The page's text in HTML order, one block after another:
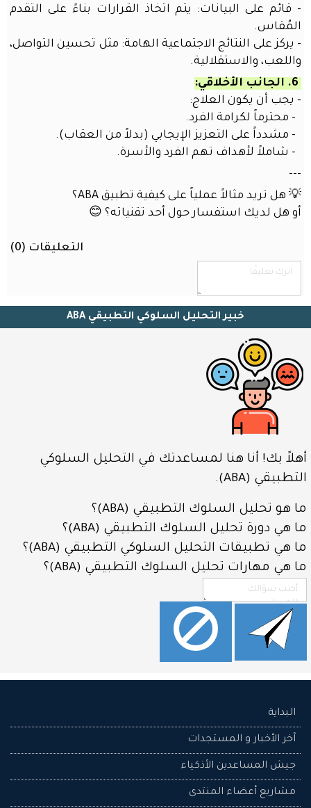
مهرجان
العودة
إلى
المدارس
برفقة
الذكاء
الاصطناعي
الذكاء
الاصطناعي
امتلك
نسختك
الخاصة
أو
المنزل
الذكاء
الاصطناعي
مع
محرك
بحث
تسجيل
الدخول
اسم المستخدم
كلمة المرور
تذكرني
تسجيل الدخول
نسيت
نسيت
المستخدم؟
إنشاء
حساب
جديد
- قائم على البيانات: يتم اتخاذ القرارات بناءً على التقدم
المُقاس.
- يركز على النتائج الاجتماعية الهامة: مثل تحسين التواصل،
واللعب، والاستقلالية.
- يجب أن يكون العلاج:
- محترماً لكرامة الفرد.
- مشدداً على التعزيز الإيجابي (بدلاً من العقاب).
- شاملاً لأهداف تهم الفرد والأسرة.
---
💡 هل تريد مثالاً عملياً على كيفية تطبيق ABA؟
أو هل لديك استفسار حول أحد تقنياته؟ 😊
التعليقات (0
)
خبير التحليل السلوكي التطبيقي ABA
أهلاً بك! أنا هنا لمساعدتك في التحليل السلوكي
التطبيقي (ABA).
ما هو تحليل السلوك التطبيقي (ABA)؟
ما هي دورة تحليل السلوك التطبيقي (ABA)؟
ما هي تطبيقات التحليل السلوكي التطبيقي (ABA)؟
ما هي مهارات تحليل السلوك التطبيقي (ABA)؟
البداية
آخر الأخبار و المستجدات
جيش المساعدين اﻷذكياء
مشاريع أعضاء المنتدى